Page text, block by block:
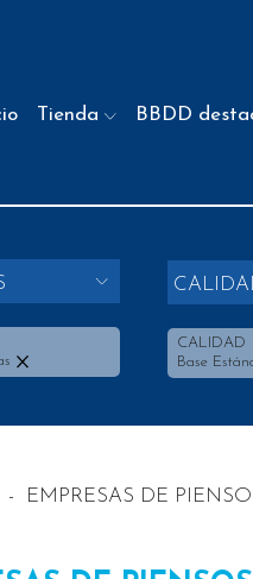
Tienda BBDD
CALIDAD
Base
- EMPRESAS DE